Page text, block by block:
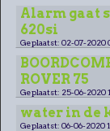
Alarm gaat
620si
Geplaatst: 02-07-2020
ROVER 75
Geplaatst: 25-06-2020
water in de
Geplaatst: 06-06-2020